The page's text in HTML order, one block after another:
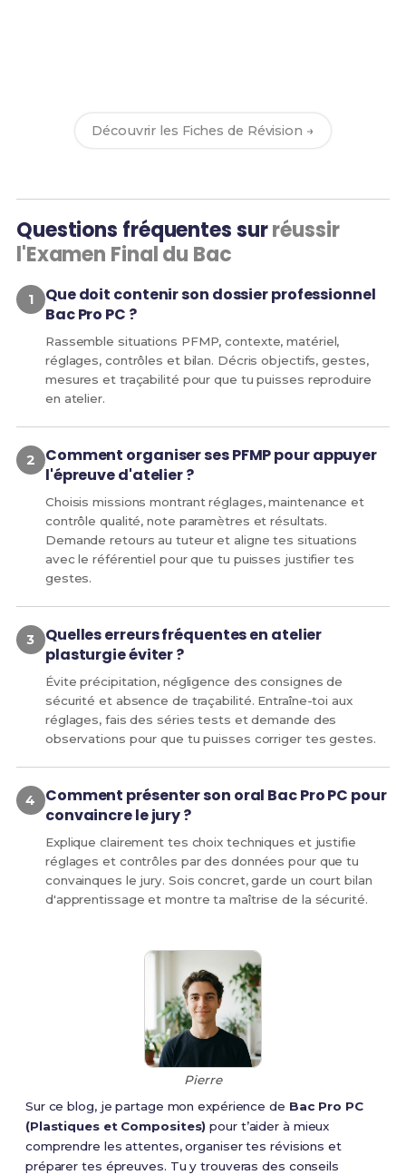
Découvrir les Fiches de Révision →
Questions fréquentes surréussir
l'Examen Final du Bac
Que doit contenir son dossier professionnel
Bac Pro PC ?
Rassemble situations PFMP, contexte, matériel,
réglages, contrôles et bilan. Décris objectifs, gestes,
mesures et traçabilité pour que tu puisses reproduire
en atelier.
Comment organiser ses PFMP pour appuyer
l'épreuve d'atelier ?
Choisis missions montrant réglages, maintenance et
contrôle qualité, note paramètres et résultats.
Demande retours au tuteur et aligne tes situations
avec le référentiel pour que tu puisses justifier tes
gestes.
Quelles erreurs fréquentes en atelier
plasturgie éviter ?
Évite précipitation, négligence des consignes de
sécurité et absence de traçabilité. Entraîne-toi aux
réglages, fais des séries tests et demande des
observations pour que tu puisses corriger tes gestes.
Comment présenter son oral Bac Pro PC pour
convaincre le jury ?
Explique clairement tes choix techniques et justifie
réglages et contrôles par des données pour que tu
convainques le jury. Sois concret, garde un court bilan
d'apprentissage et montre ta maîtrise de la sécurité.
Pierre
Sur ce blog, je partage mon expérience de Bac Pro PC
(Plastiques et Composites) pour t’aider à mieux
comprendre les attentes, organiser tes révisions et
préparer tes épreuves. Tu y trouveras des conseils